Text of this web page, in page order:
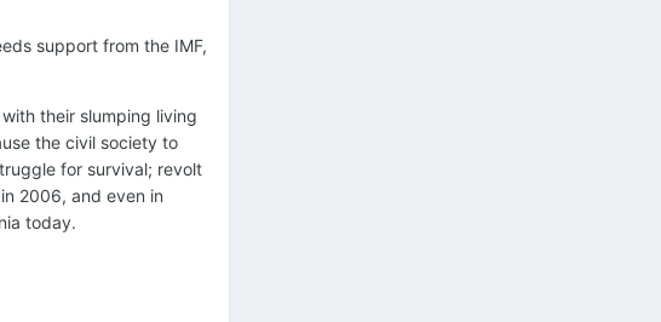
support from the IMF,
their slumping living
the civil society to
for survival; revolt
2006, and even in
today.